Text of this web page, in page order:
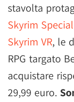
stavolta
Skyrim
Skyrim VR, le
RPG targato
acquistare
29,99 euro.